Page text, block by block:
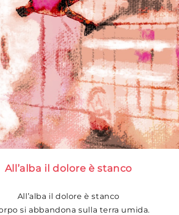
All’alba il dolore è stanco
All’alba il dolore è stanco
si abbandona sulla terra umida.